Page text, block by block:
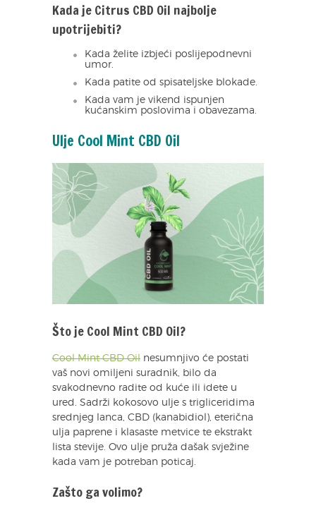
Kada je Citrus CBD Oil najbolje
upotrijebiti?
Kada želite izbjeći poslijepodnevni
umor.
Kada patite od spisateljske blokade.
Kada vam je vikend ispunjen
kućanskim poslovima i obavezama.
Ulje Cool Mint CBD Oil
Što je Cool Mint CBD Oil?
Cool Mint CBD Oil nesumnjivo će postati
vaš novi omiljeni suradnik, bilo da
svakodnevno radite od kuće ili idete u
ured. Sadrži kokosovo ulje s trigliceridima
srednjeg lanca, CBD (kanabidiol), eterična
ulja paprene i klasaste metvice te ekstrakt
lista stevije. Ovo ulje pruža dašak svježine
kada vam je potreban poticaj.
Zašto ga volimo?